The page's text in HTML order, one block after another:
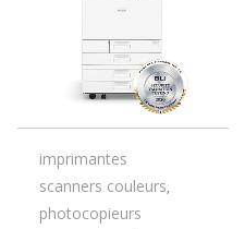
imprimantes
scanners couleurs,
photocopieurs